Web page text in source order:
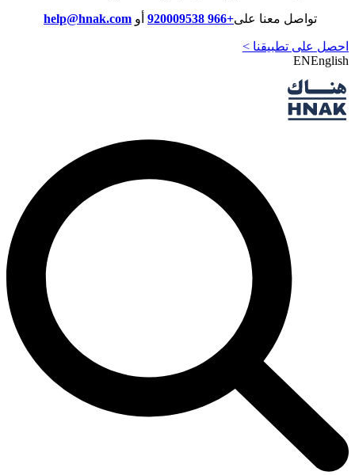
تواصل معنا على+966 920009538 أو help@hnak.com
احصل على تطبيقنا >
ENEnglish